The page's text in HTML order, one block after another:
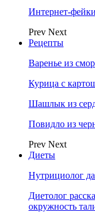
Интернет-
Prev Next
Рецепты
Варенье из
Курица с
Шашлык из
Повидло из
Prev Next
Диеты
Нутрициолог
Диетолог
окружность